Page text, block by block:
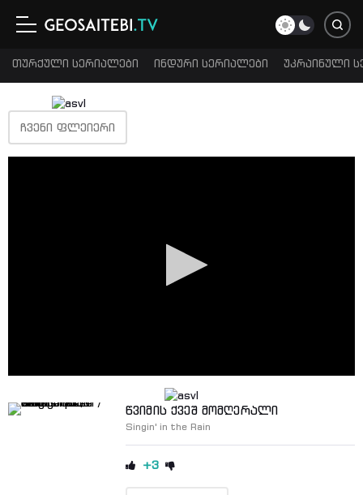
თურქული სერიალები ინდური სერიალები უკრაინული
ᲩᲕᲔᲜᲘ ᲤᲚᲔᲘᲔᲠᲘ
წვიმის ქვეშ მომღერალი
Singin' in the Rain
+3